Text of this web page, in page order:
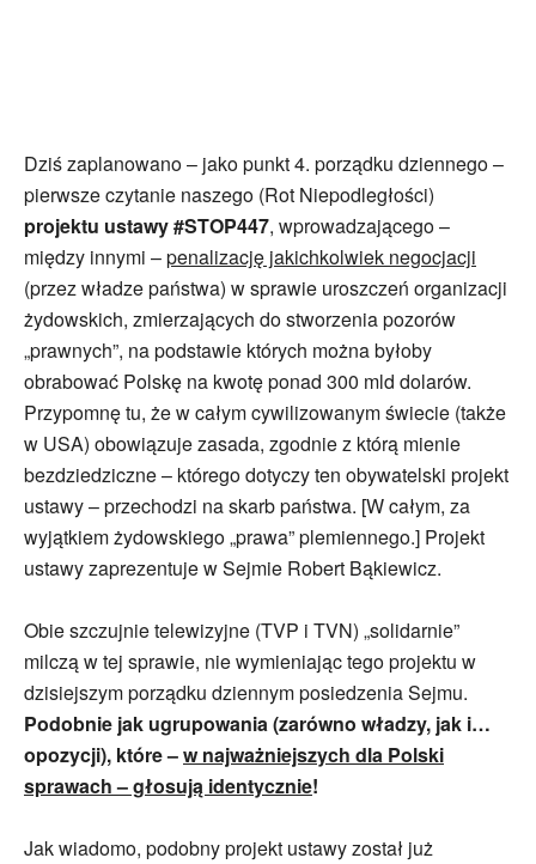
Dziś zaplanowano – jako punkt 4. porządku dziennego –
pierwsze czytanie naszego (Rot Niepodległości)
projektu ustawy #STOP447, wprowadzającego –
między innymi –penalizację jakichkolwiek negocjacji
(przez władze państwa) w sprawie uroszczeń organizacji
żydowskich, zmierzających do stworzenia pozorów
„prawnych”, na podstawie których można byłoby
obrabować Polskę na kwotę ponad 300 mld dolarów.
Przypomnę tu, że w całym cywilizowanym świecie (także
w USA) obowiązuje zasada, zgodnie z którą mienie
bezdziedziczne – którego dotyczy ten obywatelski projekt
ustawy – przechodzi na skarb państwa. [W całym, za
wyjątkiem żydowskiego „prawa” plemiennego.] Projekt
ustawy zaprezentuje w Sejmie Robert Bąkiewicz.
Obie szczujnie telewizyjne (TVP i TVN) „solidarnie”
milczą w tej sprawie, nie wymieniając tego projektu w
dzisiejszym porządku dziennym posiedzenia Sejmu.
Podobnie jak ugrupowania (zarówno władzy, jak i…
opozycji), które –w najważniejszych dla Polski
sprawach – głosują identycznie!
Jak wiadomo, podobny projekt ustawy został już